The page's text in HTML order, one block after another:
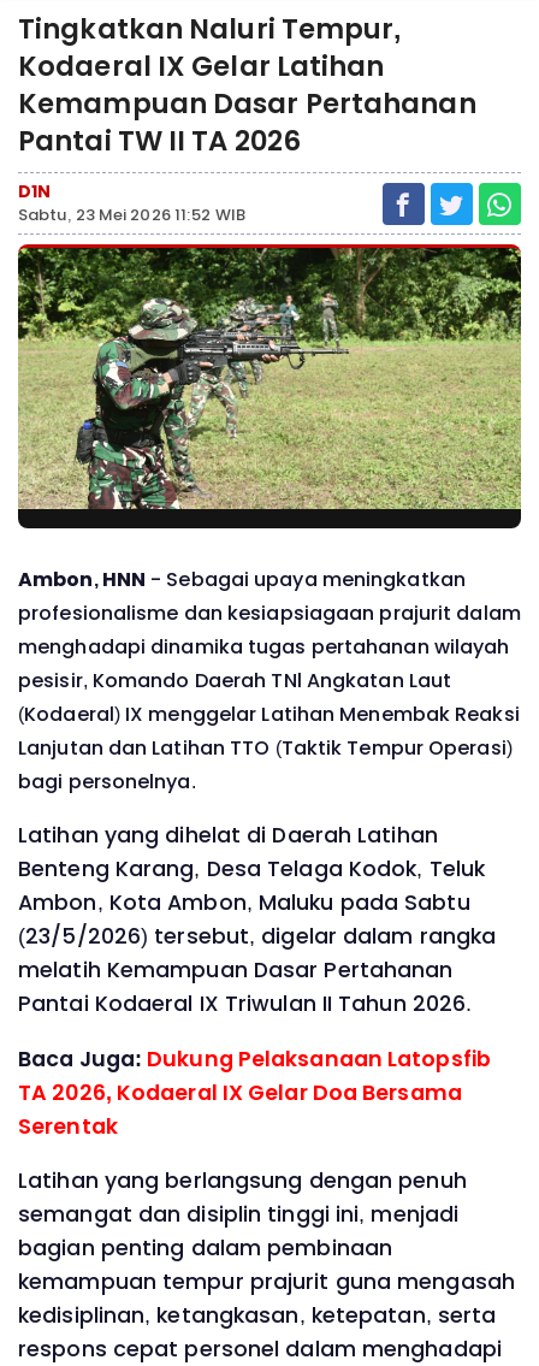
Tingkatkan Naluri Tempur,
Kodaeral IX Gelar Latihan
Kemampuan Dasar Pertahanan
Pantai TW II TA 2026
D1N
Sabtu, 23 Mei 2026 11:52 WIB
Ambon, HNN - Sebagai upaya meningkatkan
profesionalisme dan kesiapsiagaan prajurit dalam
menghadapi dinamika tugas pertahanan wilayah
pesisir, Komando Daerah TNl Angkatan Laut
(Kodaeral) IX menggelar Latihan Menembak Reaksi
Lanjutan dan Latihan TTO (Taktik Tempur Operasi)
bagi personelnya.
Latihan yang dihelat di Daerah Latihan
Benteng Karang, Desa Telaga Kodok, Teluk
Ambon, Kota Ambon, Maluku pada Sabtu
(23/5/2026) tersebut, digelar dalam rangka
melatih Kemampuan Dasar Pertahanan
Pantai Kodaeral IX Triwulan II Tahun 2026.
Baca Juga: Dukung Pelaksanaan Latopsfib
TA 2026, Kodaeral IX Gelar Doa Bersama
Serentak
Latihan yang berlangsung dengan penuh
semangat dan disiplin tinggi ini, menjadi
bagian penting dalam pembinaan
kemampuan tempur prajurit guna mengasah
kedisiplinan, ketangkasan, ketepatan, serta
respons cepat personel dalam menghadapi